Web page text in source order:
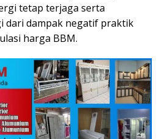
tetap terjaga serta
dari dampak negatif praktik
harga BBM.